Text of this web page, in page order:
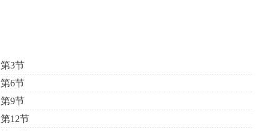
第3节
第6节
第9节
第12节